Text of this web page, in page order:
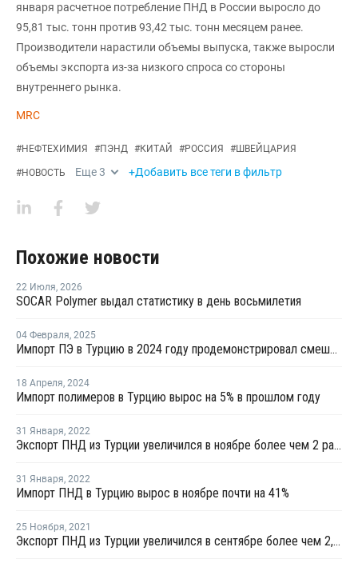
января расчетное потребление ПНД в России выросло до
95,81 тыс. тонн против 93,42 тыс. тонн месяцем ранее.
Производители нарастили объемы выпуска, также выросли
объемы экспорта из-за низкого спроса со стороны
внутреннего рынка.
MRC
#НЕФТЕХИМИЯ #ПЭНД #КИТАЙ #РОССИЯ #ШВЕЙЦАРИЯ
#НОВОСТЬ Еще3 +Добавить все теги в фильтр
Похожие новости
22 Июля, 2026
SOCAR Polymer выдал статистику в день восьмилетия
04 Февраля, 2025
Импорт ПЭ в Турцию в 2024 году продемонстрировал смешанные показатели
18 Апреля, 2024
Импорт полимеров в Турцию вырос на 5% в прошлом году
31 Января, 2022
Экспорт ПНД из Турции увеличился в ноябре более чем 2 раза
31 Января, 2022
Импорт ПНД в Турцию вырос в ноябре почти на 41%
25 Ноября, 2021
Экспорт ПНД из Турции увеличился в сентябре более чем 2,5 раза